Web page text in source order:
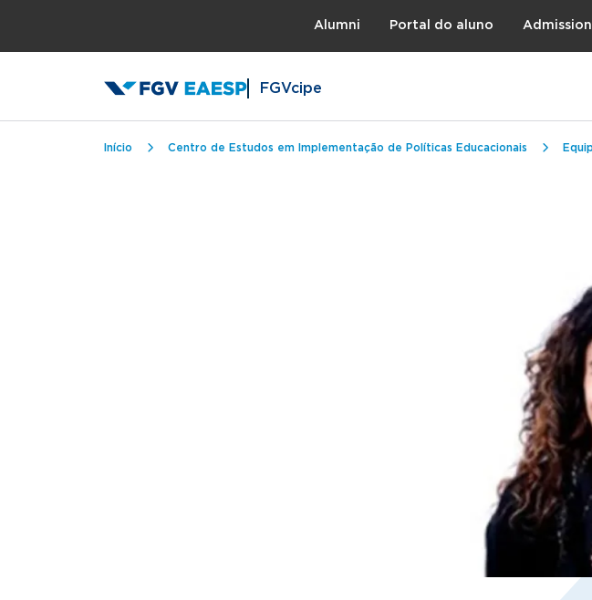
Alumni Portal do aluno
FGVcipe
Trilha de navegação
Início Centro de Estudos em Implementação de Políticas Educacionais